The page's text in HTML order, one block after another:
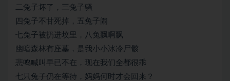
二兔子坏了，三兔子骚
四兔子不甘死掉，五兔子闹
七兔子被扔进坟里，八兔飘啊飘
幽暗森林有座墓，是我小小冰冷尸骸
悲鸣喊叫早已不在，现在我们全都很乖
七只兔子仍在等待，妈妈何时才会回来？